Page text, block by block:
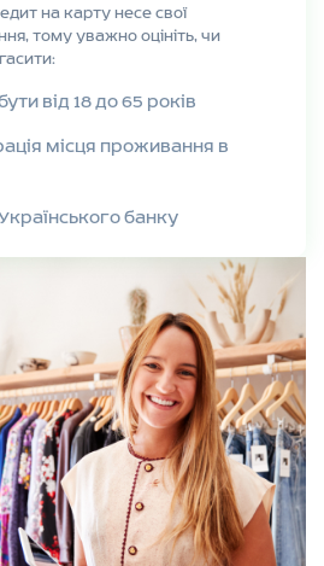
на карту несе свої
тому уважно оцініть, чи
від 18 до 65 років
місця проживання в
банку